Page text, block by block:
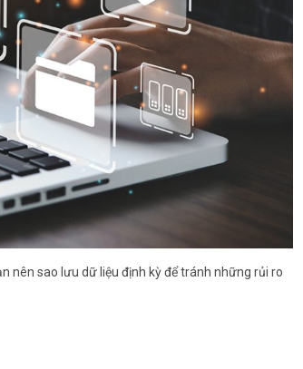
nên sao lưu dữ liệu định kỳ để tránh những rủi ro